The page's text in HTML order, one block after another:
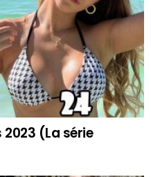
(La série